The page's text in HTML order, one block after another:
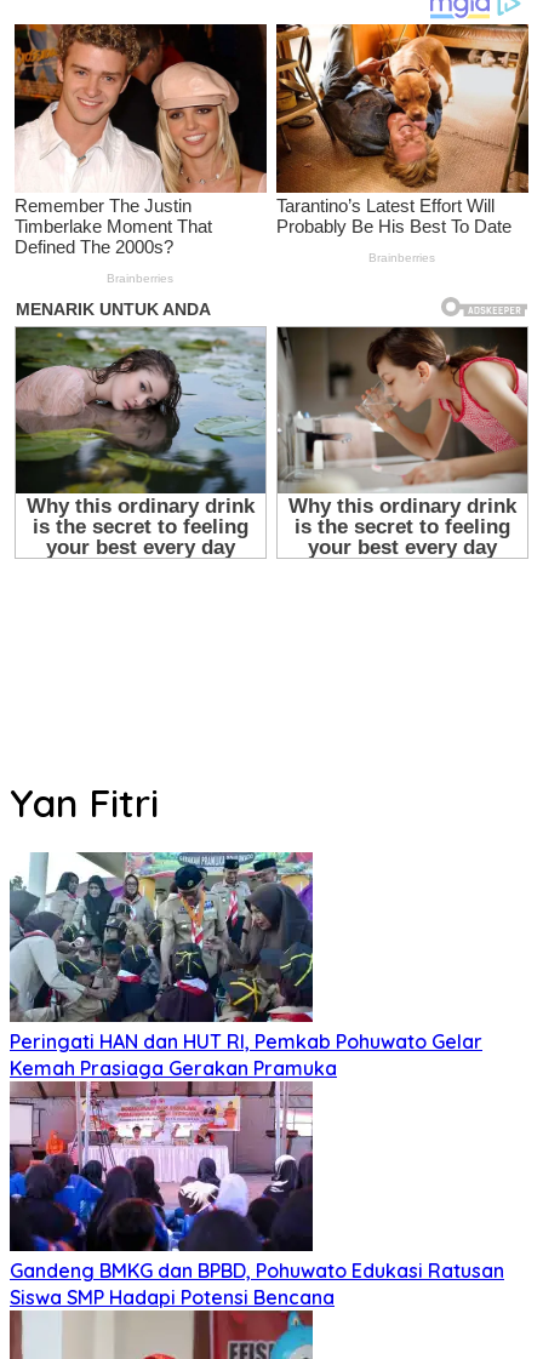
Yan Fitri
Peringati HAN dan HUT RI, Pemkab Pohuwato Gelar
Kemah Prasiaga Gerakan Pramuka
Gandeng BMKG dan BPBD, Pohuwato Edukasi Ratusan
Siswa SMP Hadapi Potensi Bencana